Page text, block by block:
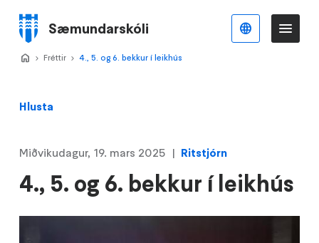
meginefni
Sæmundarskóli
Valmynd
Hlusta
4., 5. og 6. bekkur í leikhús
Miðvikudagur, 19. mars 2025 Ritstjórn
Home
>
Fréttir >
4., 5. og 6. bekkur í leikhús
Íslenska